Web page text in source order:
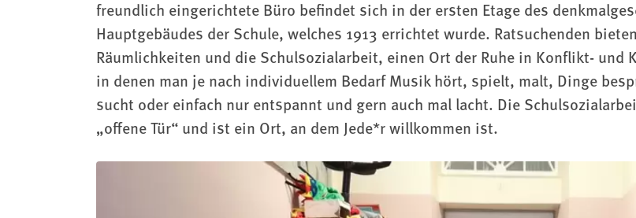
freundlich eingerichtete Büro befindet sich in der ersten Etage des
Hauptgebäudes der Schule, welches 1913 errichtet wurde. Ratsuchenden
Räumlichkeiten und die Schulsozialarbeit, einen Ort der Ruhe in Konflikt- und
in denen man je nach individuellem Bedarf Musik hört, spielt, malt, Dinge
sucht oder einfach nur entspannt und gern auch mal lacht. Die
„offene Tür“ und ist ein Ort, an dem Jede*r willkommen ist.